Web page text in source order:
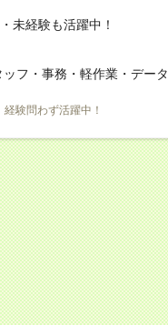
未経験も活躍中！
フ・事務・軽作業・データ
験問わず活躍中！